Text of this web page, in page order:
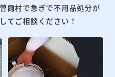
爾村で急ぎで不用品処分が
てご相談ください！